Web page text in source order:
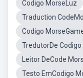
Codigo MorseLuz
Traduction
Codigo
TredutorDe Codigo
Leitor DeCode
Testo EmCodigo